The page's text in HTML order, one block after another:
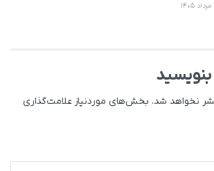
نخواهد شد. بخش‌های موردنیاز علامت‌گذاری